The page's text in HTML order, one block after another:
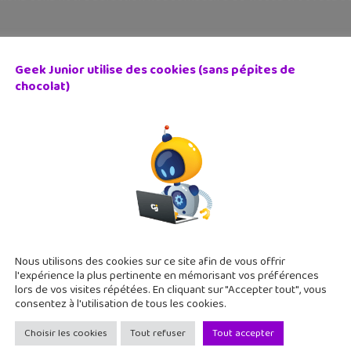
avec YouTube #85 : Dirty Biology, Scienticfiz,
dans l'attente des résultats du bac ou du brevet ? Pour
plein de choses passionnantes. Direction, le Japon mais
avec YouTube #80 : L’Esprit Sorcier, Vraiment
Geek Junior utilise des cookies (sans pépites de
chocolat)
Nous utilisons des cookies sur ce site afin de vous offrir
l'expérience la plus pertinente en mémorisant vos préférences
lors de vos visites répétées. En cliquant sur "Accepter tout", vous
consentez à l'utilisation de tous les cookies.
Choisir les cookies Tout refuser Tout accepter